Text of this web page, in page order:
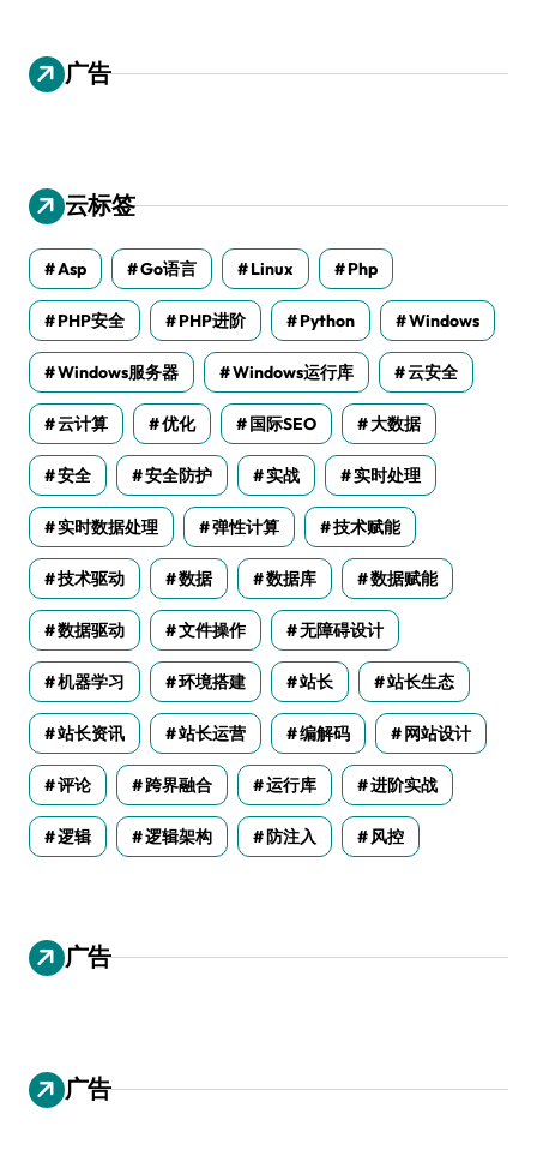
广告
云标签
Asp Go语言 Linux Php
PHP安全 PHP进阶 Python Windows
Windows服务器 Windows运行库 云安全
云计算 优化 国际SEO 大数据
安全 安全防护 实战 实时处理
实时数据处理 弹性计算 技术赋能
技术驱动 数据 数据库 数据赋能
数据驱动 文件操作 无障碍设计
机器学习 环境搭建 站长 站长生态
站长资讯 站长运营 编解码 网站设计
评论 跨界融合 运行库 进阶实战
逻辑 逻辑架构 防注入 风控
广告
广告